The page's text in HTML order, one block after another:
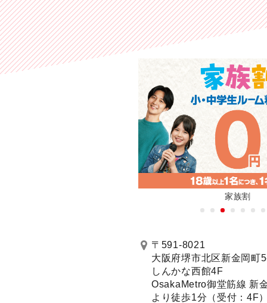
家族割
〒591-8021
大阪府堺市北区新金岡町
しんかな西館4F
OsakaMetro御堂筋線 新
より徒歩1分（受付：4F
001号室 スーパーステージルーム(4〜
30分毎＋50円/フリータイム＋300円